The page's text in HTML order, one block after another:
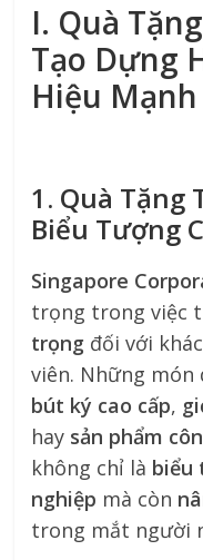
I. Quà
Tạo Dựng
Hiệu
1. Quà Tặng
Biểu Tượng
Singapore
trọng trong việc
trọng đối với
viên. Những món
bút ký cao cấp,
hay sản phẩm
không chỉ là biểu
nghiệp mà còn
trong mắt người